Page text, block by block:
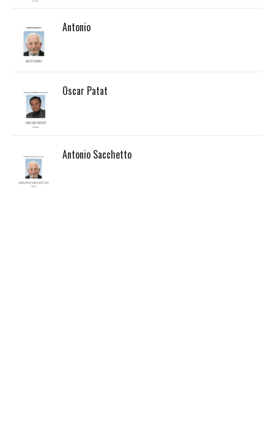
Antonio
Oscar Patat
Antonio Sacchetto